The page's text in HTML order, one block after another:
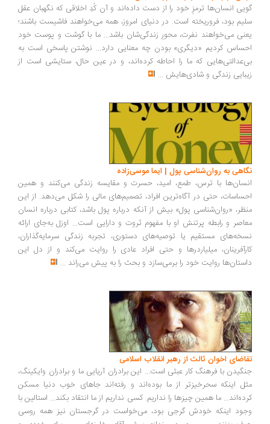
انسان‌ها ترمزِ خود را از دست داده‌اند و آن کُدِ اخلاقی که نگهبان عقل
بود، فروریخته است. در دنیای امروز، همه می‌خواهند فاشیست باشند؛
می‌خواهند نفرت، محورِ زندگی‌شان باشد... ما با گوشت و پوست خود
کردیم «دیگری» بودن چه معنایی دارد... نوشتن پاسخی است به
که ما را احاطه کرده‌اند، و در عین حال، ستایشی است از
زندگی و شادی‌هایش...
به روان‌شناسی پول | ایما موسی‌زاده
با ترس، طمع، امید، حسرت و مقایسه زندگی می‌کنند و همین
حتی در آگاه‌ترین افراد، تصمیم‌های مالی را شکل می‌دهد. از این
«روان‌شناسی پول» بیش از آنکه درباره پول باشد، کتابی درباره انسان
و رابطه پرتنش او با مفهوم ثروت و دارایی است... اوزل به‌جای ارائه
مستقیم یا توصیه‌های دستوری، تجربه زندگی سرمایه‌گذاران،
میلیاردرها و حتی افراد عادی را روایت می‌کند و از دل این
روایت خود را برمی‌سازد و بحث را به پیش می‌راند ...
اخوان ثالث از رهبر انقلاب اسلامی
با فرهنگ کار عبثی است... این برادران آریایی ما و برادران وایکینگ،
اینکه سحرخیزتر از ما بوده‌اند و رفته‌اند جاهای خوب دنیا مسکن
ما همین چیزها را نداریم. کسی نداریم از ما انتقاد بکند... استالین با
اینکه خودش گرجی بود، می‌خواست در گرجستان نیز همه روسی